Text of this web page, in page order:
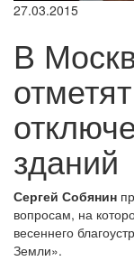
27.03.2015
В
зданий
Сергей Собянин
вопросам, на
весеннего
Земли».